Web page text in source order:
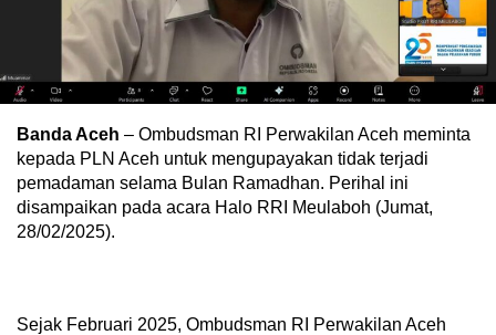
Banda Aceh – Ombudsman RI Perwakilan Aceh meminta
kepada PLN Aceh untuk mengupayakan tidak terjadi
pemadaman selama Bulan Ramadhan. Perihal ini
disampaikan pada acara Halo RRI Meulaboh (Jumat,
28/02/2025).
Sejak Februari 2025, Ombudsman RI Perwakilan Aceh